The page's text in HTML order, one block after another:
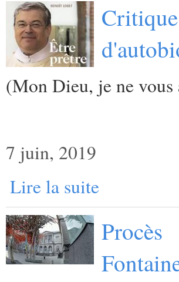
(Mon Dieu, je ne
7 juin, 2019
Lire la suite